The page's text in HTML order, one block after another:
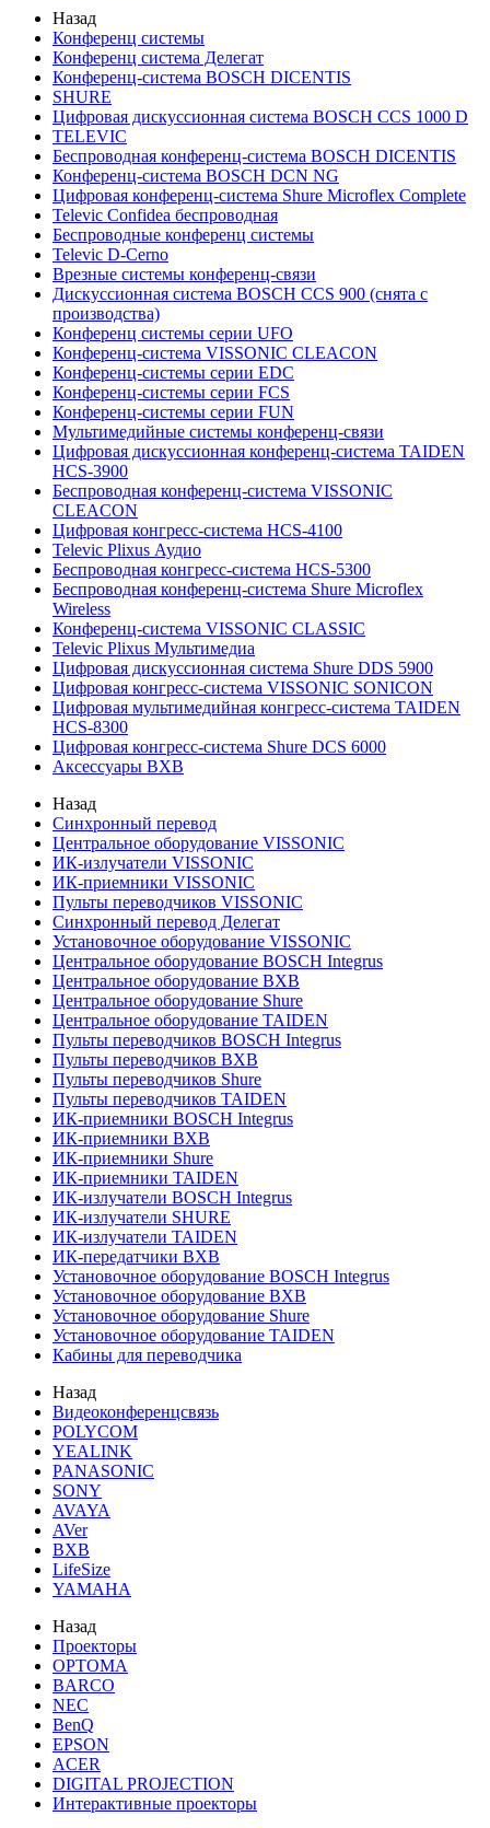
Назад
Конференц системы
Конференц система Делегат
Конференц-система BOSCH DICENTIS
SHURE
Цифровая дискуссионная система BOSCH CCS 1000 D
TELEVIC
Беспроводная конференц-система BOSCH DICENTIS
Конференц-система BOSCH DCN NG
Цифровая конференц-система Shure Microflex Complete
Televic Confidea беспроводная
Беспроводные конференц системы
Televic D-Cerno
Врезные системы конференц-связи
Дискуссионная система BOSCH CCS 900 (снята с
производства)
Конференц системы серии UFO
Конференц-система VISSONIC CLEACON
Конференц-системы серии EDC
Конференц-системы серии FCS
Конференц-системы серии FUN
Мультимедийные системы конференц-связи
Цифровая дискуссионная конференц-система TAIDEN
HCS-3900
Беспроводная конференц-система VISSONIC
CLEACON
Цифровая конгресс-система HCS-4100
Televic Plixus Аудио
Беспроводная конгресс-система HCS-5300
Беспроводная конференц-система Shure Microflex
Wireless
Конференц-система VISSONIC CLASSIC
Televic Plixus Мультимедиа
Цифровая дискуссионная система Shure DDS 5900
Цифровая конгресс-система VISSONIC SONICON
Цифровая мультимедийная конгресс-система TAIDEN
HCS-8300
Цифровая конгресс-система Shure DCS 6000
Аксессуары BXB
Назад
Синхронный перевод
Центральное оборудование VISSONIC
ИК-излучатели VISSONIC
ИК-приемники VISSONIC
Пульты переводчиков VISSONIC
Синхронный перевод Делегат
Установочное оборудование VISSONIC
Центральное оборудование BOSCH Integrus
Центральное оборудование BXB
Центральное оборудование Shure
Центральное оборудование TAIDEN
Пульты переводчиков BOSCH Integrus
Пульты переводчиков BXB
Пульты переводчиков Shure
Пульты переводчиков TAIDEN
ИК-приемники BOSCH Integrus
ИК-приемники BXB
ИК-приемники Shure
ИК-приемники TAIDEN
ИК-излучатели BOSCH Integrus
ИК-излучатели SHURE
ИК-излучатели TAIDEN
ИК-передатчики BXB
Установочное оборудование BOSCH Integrus
Установочное оборудование BXB
Установочное оборудование Shure
Установочное оборудование TAIDEN
Кабины для переводчика
Назад
Видеоконференцсвязь
POLYCOM
YEALINK
PANASONIC
SONY
AVAYA
AVer
BXB
LifeSize
YAMAHA
Назад
Проекторы
OPTOMA
BARCO
NEC
BenQ
EPSON
ACER
DIGITAL PROJECTION
Интерактивные проекторы